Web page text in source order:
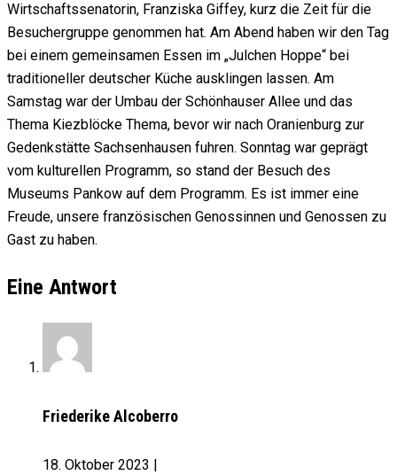
Wirtschaftssenatorin, Franziska Giffey, kurz die Zeit für die
Besuchergruppe genommen hat. Am Abend haben wir den Tag
bei einem gemeinsamen Essen im „Julchen Hoppe“ bei
traditioneller deutscher Küche ausklingen lassen. Am
Samstag war der Umbau der Schönhauser Allee und das
Thema Kiezblöcke Thema, bevor wir nach Oranienburg zur
Gedenkstätte Sachsenhausen fuhren. Sonntag war geprägt
vom kulturellen Programm, so stand der Besuch des
Museums Pankow auf dem Programm. Es ist immer eine
Freude, unsere französischen Genossinnen und Genossen zu
Gast zu haben.
Eine Antwort
Friederike Alcoberro
18. Oktober 2023